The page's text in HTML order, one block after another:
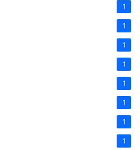
1
1
1
1
1
1
1
1